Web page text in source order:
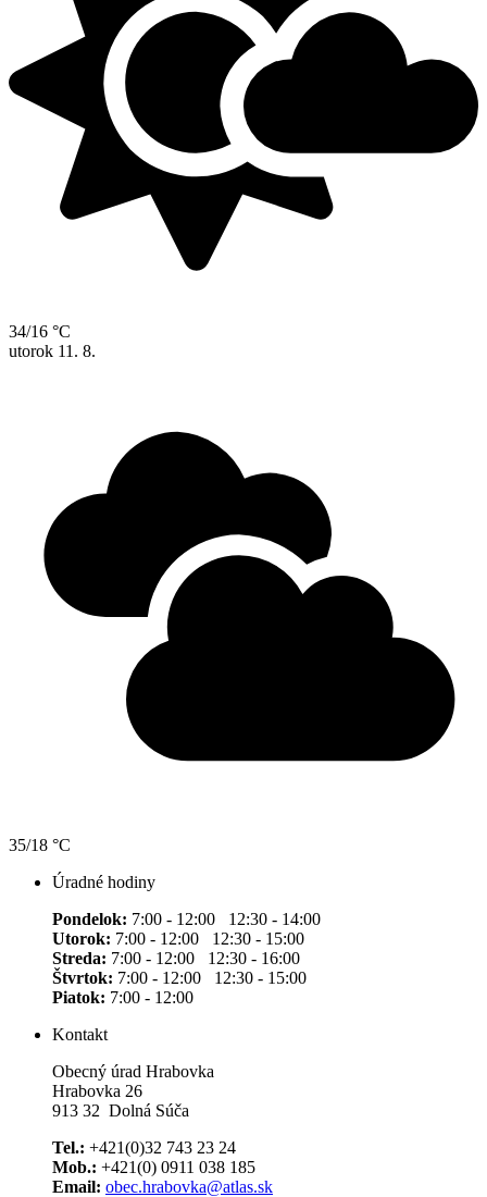
34/16 °C
utorok 11. 8.
35/18 °C
Úradné hodiny
Pondelok: 7:00 - 12:00 12:30 - 14:00
Utorok: 7:00 - 12:00 12:30 - 15:00
Streda: 7:00 - 12:00 12:30 - 16:00
Štvrtok: 7:00 - 12:00 12:30 - 15:00
Piatok: 7:00 - 12:00
Kontakt
Obecný úrad Hrabovka
Hrabovka 26
913 32 Dolná Súča
Tel.: +421(0)32 743 23 24
Mob.: +421(0) 0911 038 185
Email: obec.hrabovka@atlas.sk